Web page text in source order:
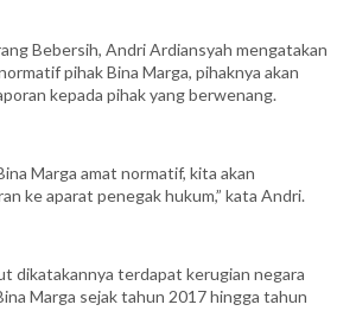
Bebersih, Andri Ardiansyah mengatakan
pihak Bina Marga, pihaknya akan
kepada pihak yang berwenang.
Marga amat normatif, kita akan
ke aparat penegak hukum,” kata Andri.
dikatakannya terdapat kerugian negara
Marga sejak tahun 2017 hingga tahun